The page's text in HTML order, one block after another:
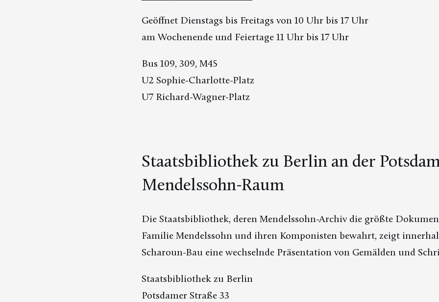
Geöffnet Dienstags bis Freitags von 10 Uhr bis 17 Uhr
am Wochenende und Feiertage 11 Uhr bis 17 Uhr
Bus 109, 309, M45
U2 Sophie-Charlotte-Platz
U7 Richard-Wagner-Platz
Staatsbibliothek zu Berlin an der
Mendelssohn-Raum
Die Staatsbibliothek, deren Mendelssohn-Archiv die größte
Familie Mendelssohn und ihren Komponisten bewahrt, zeigt
Scharoun-Bau eine wechselnde Präsentation von Gemälden und
Staatsbibliothek zu Berlin
Potsdamer Straße 33